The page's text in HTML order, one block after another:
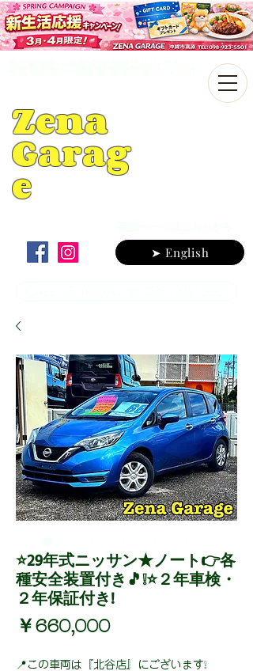
Zena
Garag
e
➤ English
⭐29年式ニッサン★ノート👉各
種安全装置付き🎵❕⭐２年車検・
２年保証付き!
￥660,000価
📍この車両は『北谷店』にございます❕